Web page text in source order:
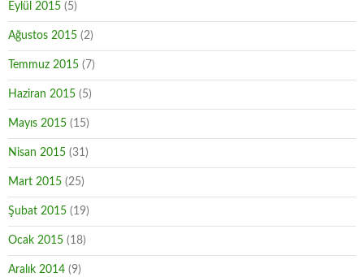
Eylül 2015 (5)
Ağustos 2015 (2)
Temmuz 2015 (7)
Haziran 2015 (5)
Mayıs 2015 (15)
Nisan 2015 (31)
Mart 2015 (25)
Şubat 2015 (19)
Ocak 2015 (18)
Aralık 2014 (9)